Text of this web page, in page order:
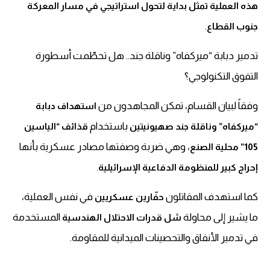
هذه العملية تمثل بداية لتحول استراتيجي في مسار المعركة
جنوب القطاع.
تدمير دبابة “ميركفاه” وناقلة جند.. هل تحطّمت أسطورة
التفوق التكنولوجي؟
وفقاً لبيان القسام، تمكن المجاهدون من استهداف دبابة
“ميركفاه” وناقلة جند صهيونيتين باستخدام قذائف “الياسين
105” محلية الصنع
، وهي ضربة وصفتها مصادر عسكرية بأنها
إحراج كبير للمنظومة الدفاعية الإسرائيلية.
كما استهدف المقاتلون حفّارين عسكريين في نفس العملية،
ما يشير إلى محاولة شل قدرات الاحتلال الهندسية المستخدمة
في تدمير الأنفاق والتحصينات الميدانية للمقاومة.